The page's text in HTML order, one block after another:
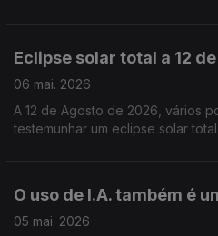
Eclipse solar total a 12
06 mai. 2026
A 12 de Agosto de 2026, vários
testemunhar um eclipse solar
O uso de I.A. também é
05 mai. 2026